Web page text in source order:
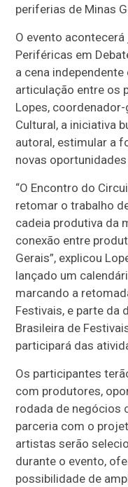
periferias de Minas
O evento
Periféricas em
a cena
articulação entre os
Lopes,
Cultural, a iniciativa
autoral, estimular a
novas
“O Encontro do
retomar o trabalho
cadeia produtiva da
conexão entre
Gerais”, explicou
lançado um
marcando a
Festivais, e parte da
Brasileira de
participará das
Os participantes
com produtores,
rodada de negócios
parceria com o
artistas serão
durante o evento,
possibilidade de